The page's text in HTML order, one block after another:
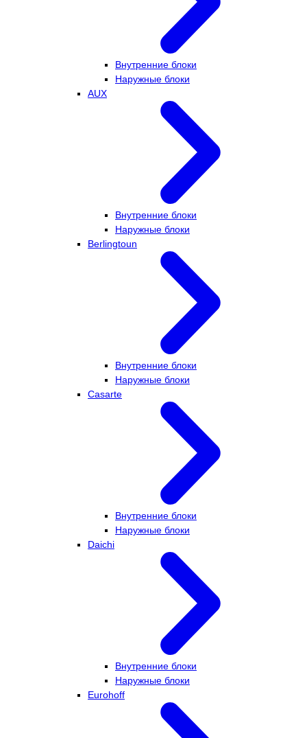
Внутренние блоки
Наружные блоки
AUX
Внутренние блоки
Наружные блоки
Berlingtoun
Внутренние блоки
Наружные блоки
Casarte
Внутренние блоки
Наружные блоки
Daichi
Внутренние блоки
Наружные блоки
Eurohoff